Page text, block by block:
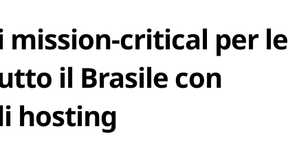
mission-critical per le
il Brasile con
hosting